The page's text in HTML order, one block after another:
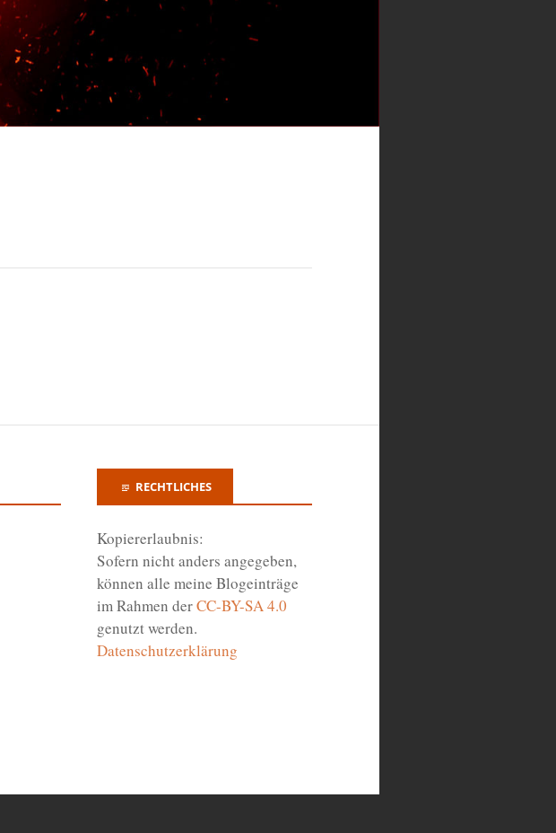
RECHTLICHES
Kopiererlaubnis:
Sofern nicht anders angegeben,
können alle meine Blogeinträge
im Rahmen derCC-BY-SA 4.0
genutzt werden.
Datenschutzerklärung